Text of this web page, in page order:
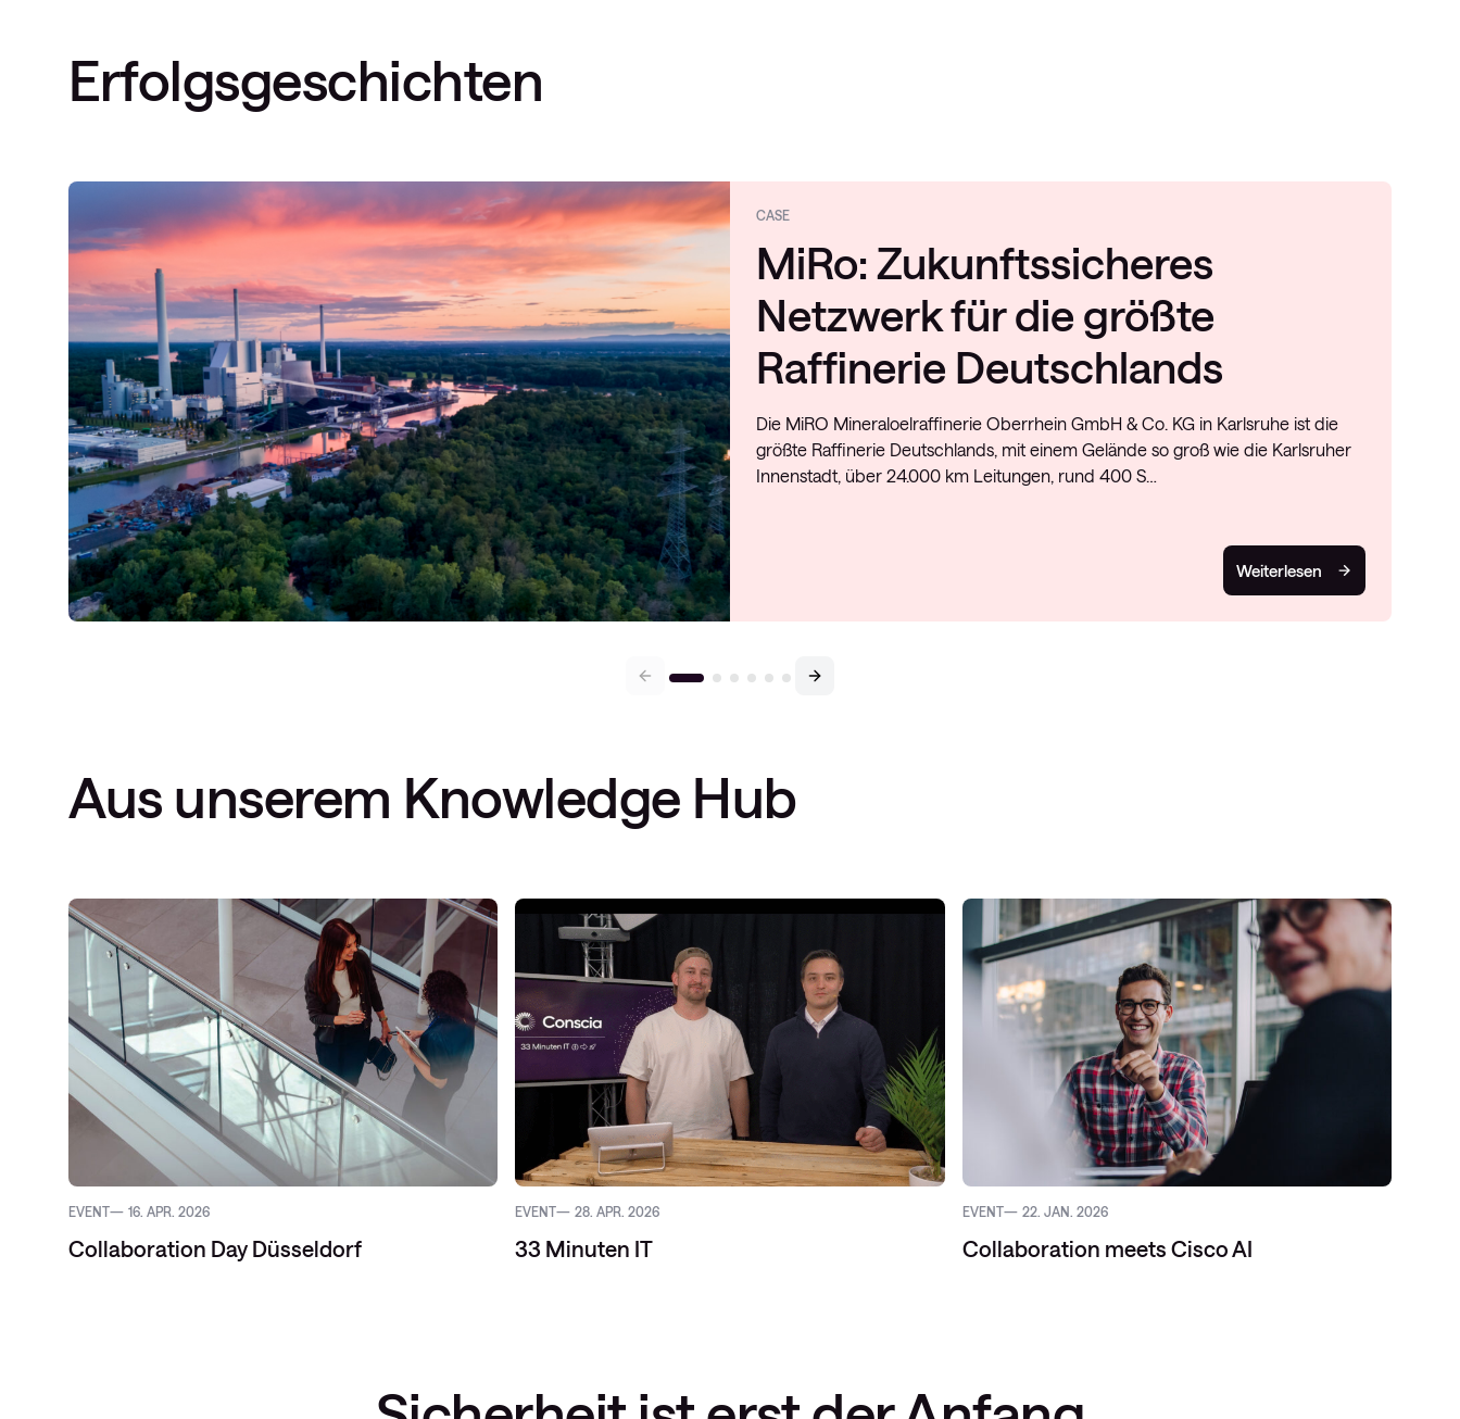
Erfolgsgeschichten
CASE
MiRo: Zukunftssicheres
Netzwerk für die größte
Raffinerie Deutschlands
Die MiRO Mineraloelraffinerie Oberrhein GmbH & Co. KG in Karlsruhe ist die
größte Raffinerie Deutschlands, mit einem Gelände so groß wie die Karlsruher
Innenstadt, über 24.000 km Leitungen, rund 400 S…
Weiterlesen
Aus unserem Knowledge Hub
EVENT 16. APR. 2026
Collaboration Day Düsseldorf
EVENT 28. APR. 2026
33 Minuten IT
EVENT 22. JAN. 2026
Collaboration meets Cisco AI